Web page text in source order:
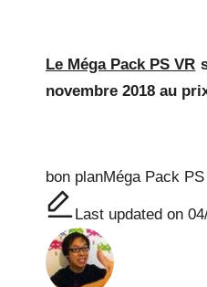
Le Méga Pack PS VR
novembre 2018 au
Tags:
bon planMéga Pack
Last updated on